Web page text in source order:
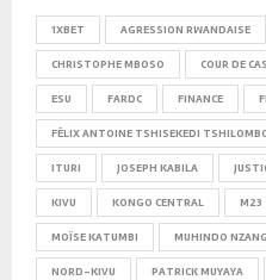
1XBET AGRESSION RWANDAISE
CHRISTOPHE MBOSO COUR DE
ESU FARDC FINANCE
FÉLIX ANTOINE TSHISEKEDI
ITURI JOSEPH KABILA
KIVU KONGO CENTRAL M23
MOÏSE KATUMBI MUHINDO
NORD-KIVU PATRICK MUYAYA